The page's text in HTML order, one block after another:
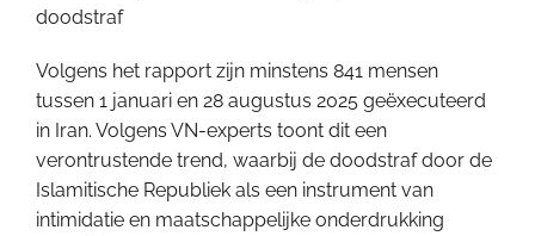
doodstraf
Volgens het rapport zijn minstens 841 mensen
tussen 1 januari en 28 augustus 2025 geëxecuteerd
in Iran. Volgens VN-experts toont dit een
verontrustende trend, waarbij de doodstraf door de
Islamitische Republiek als een instrument van
intimidatie en maatschappelijke onderdrukking